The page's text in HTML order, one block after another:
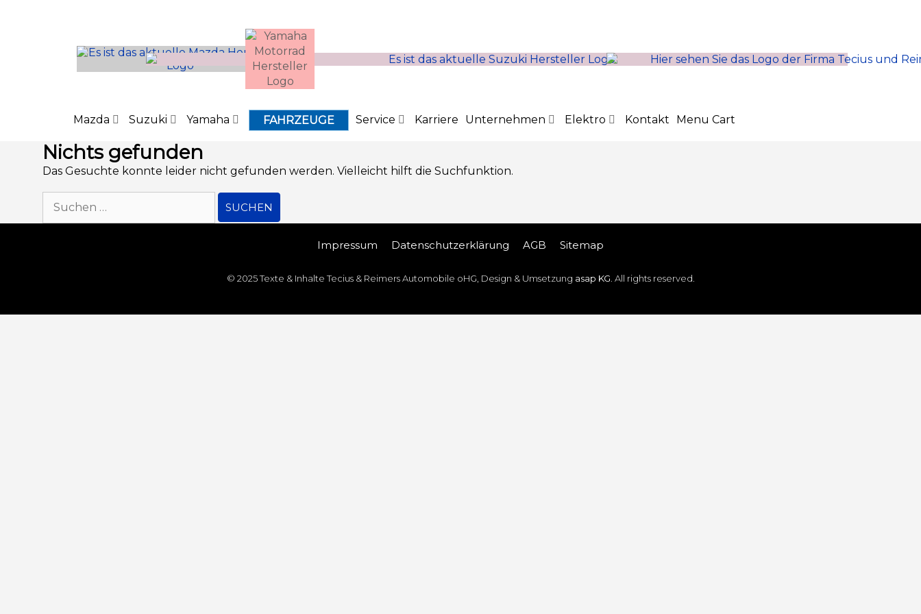
Mazda Suzuki Yamaha FAHRZEUGE Service Karriere Unternehmen Elektro Kontakt Menu Cart
Nichts gefunden
Das Gesuchte konnte leider nicht gefunden werden. Vielleicht hilft die Suchfunktion.
Impressum Datenschutz­erklärung AGB Sitemap
© 2025 Texte & Inhalte Tecius & Reimers Automobile oHG, Design & Umsetzung asap KG . All rights reserved.